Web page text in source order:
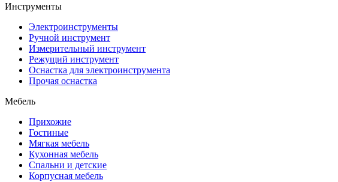
Инструменты
Электроинструменты
Ручной инструмент
Измерительный инструмент
Режущий инструмент
Оснастка для электроинструмента
Прочая оснастка
Мебель
Прихожие
Гостиные
Мягкая мебель
Кухонная мебель
Спальни и детские
Корпусная мебель